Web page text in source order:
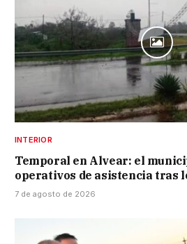
INTERIOR
Temporal en Alvear: el
operativos de asistencia tras
7 de agosto de 2026